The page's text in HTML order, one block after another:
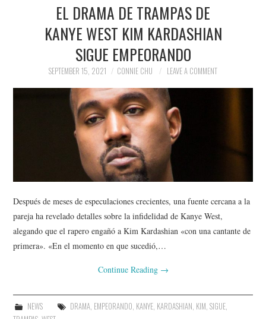
EL DRAMA DE TRAMPAS DE
KANYE WEST KIM KARDASHIAN
SIGUE EMPEORANDO
SEPTEMBER 15, 2021 CONNIE CHU LEAVE A COMMENT
Después de meses de especulaciones crecientes, una fuente cercana a la
pareja ha revelado detalles sobre la infidelidad de Kanye West,
alegando que el rapero engañó a Kim Kardashian «con una cantante de
primera». «En el momento en que sucedió,…
Continue Reading →
NEWS DRAMA, EMPEORANDO, KANYE, KARDASHIAN, KIM, SIGUE,